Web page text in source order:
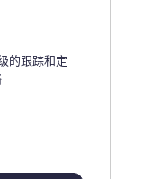
的跟踪和定